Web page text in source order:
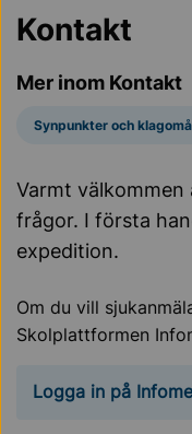
Kontakt
Mer inom Kontakt
Synpunkter och
Varmt
frågor. I första
expedition.
Om du vill
Skolplattformen
Logga in på